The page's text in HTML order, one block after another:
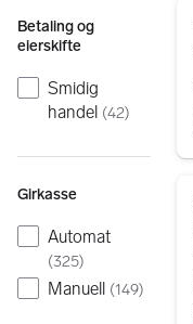
Betaling og
eierskifte
Smidig
handel (42)
Girkasse
Automat
(325)
Manuell (149)